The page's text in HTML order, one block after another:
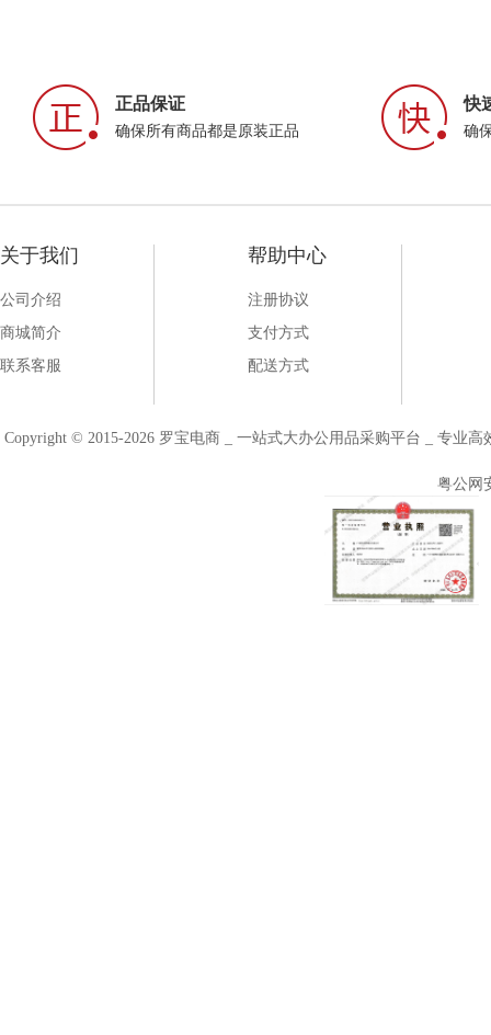
正品保证
确保所有商品都是原装正品
快
确
关于我们
公司介绍
商城简介
联系客服
帮助中心
注册协议
支付方式
配送方式
Copyright © 2015-2026 罗宝电商 _ 一站式大办公用品采购平台 _ 专业
粤公网